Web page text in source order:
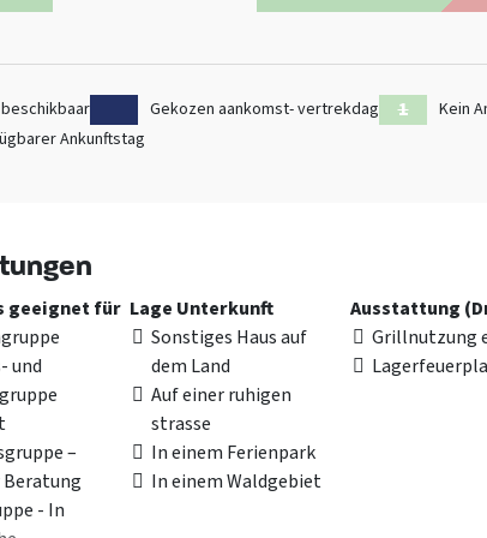
Gekozen aankomst- vertrekdag
Kein
Ankunftstag
Lage Unterkunft
Sonstiges Haus auf
dem Land
Auf einer ruhigen
strasse
In einem Ferienpark
In einem Waldgebiet
Ausstattung
Grillnutzung
geeignet für
und
–
Beratung
- In